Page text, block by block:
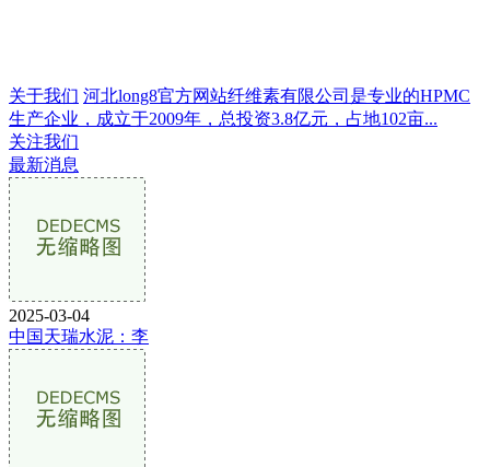
关于我们 河北long8官方网站纤维素有限公司是专业的HPMC
生产企业，成立于2009年，总投资3.8亿元，占地102亩...
关注我们
最新消息
2025-03-04
中国天瑞水泥：李